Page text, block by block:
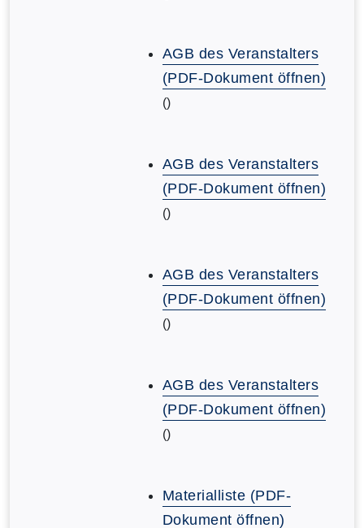
AGB des Veranstalters
(PDF-Dokument öffnen)
()
AGB des Veranstalters
(PDF-Dokument öffnen)
()
AGB des Veranstalters
(PDF-Dokument öffnen)
()
AGB des Veranstalters
(PDF-Dokument öffnen)
()
Materialliste (PDF-
Dokument öffnen)